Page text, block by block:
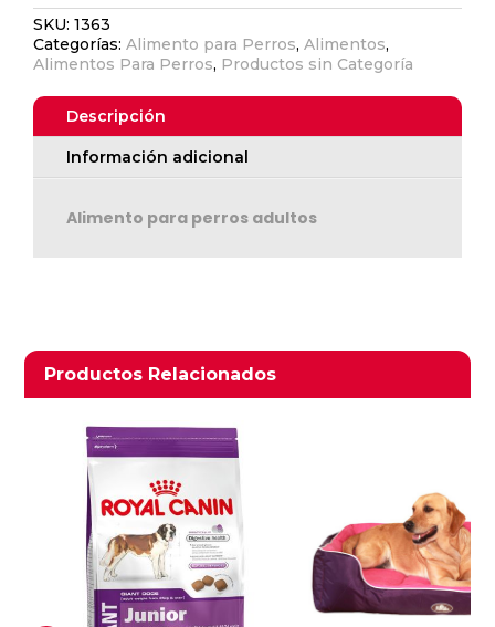
SKU:1363
Categorías:Alimento para Perros,Alimentos,
Alimentos Para Perros, Productos sin Categoría
Descripción
Información adicional
Alimento para perros adultos
Productos Relacionados
Productos relacionados